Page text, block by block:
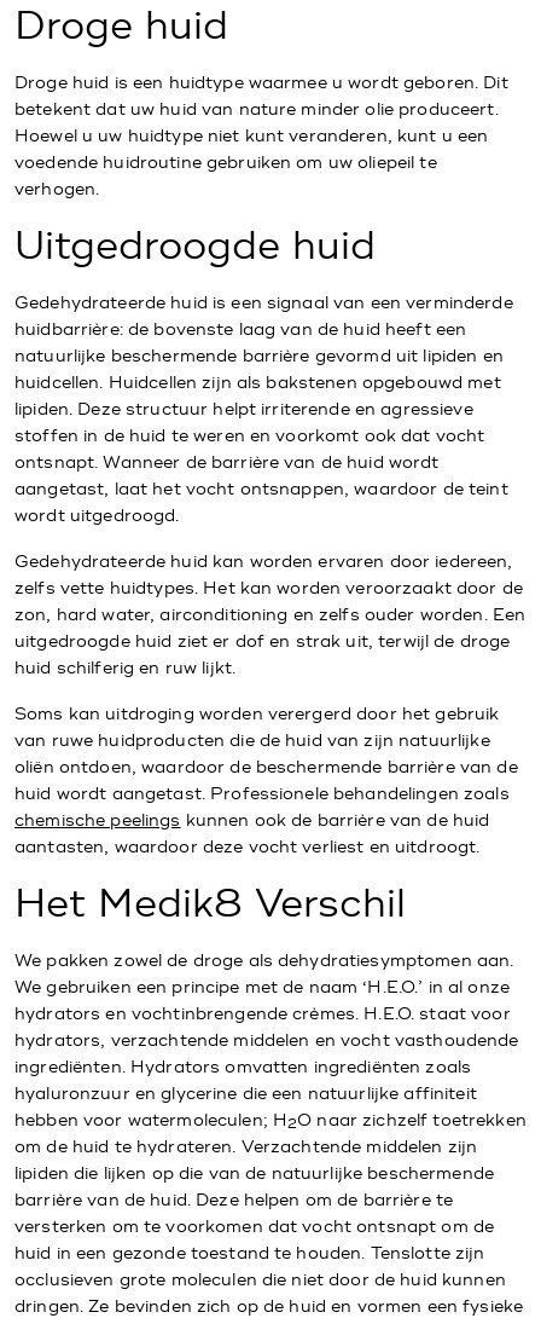
Droge huid
Droge huid is een huidtype waarmee u wordt geboren. Dit
betekent dat uw huid van nature minder olie produceert.
Hoewel u uw huidtype niet kunt veranderen, kunt u een
voedende huidroutine gebruiken om uw oliepeil te
verhogen.
Uitgedroogde huid
Gedehydrateerde huid is een signaal van een verminderde
huidbarrière: de bovenste laag van de huid heeft een
natuurlijke beschermende barrière gevormd uit lipiden en
huidcellen. Huidcellen zijn als bakstenen opgebouwd met
lipiden. Deze structuur helpt irriterende en agressieve
stoffen in de huid te weren en voorkomt ook dat vocht
ontsnapt. Wanneer de barrière van de huid wordt
aangetast, laat het vocht ontsnappen, waardoor de teint
wordt uitgedroogd.
Gedehydrateerde huid kan worden ervaren door iedereen,
zelfs vette huidtypes. Het kan worden veroorzaakt door de
zon, hard water, airconditioning en zelfs ouder worden. Een
uitgedroogde huid ziet er dof en strak uit, terwijl de droge
huid schilferig en ruw lijkt.
Soms kan uitdroging worden verergerd door het gebruik
van ruwe huidproducten die de huid van zijn natuurlijke
oliën ontdoen, waardoor de beschermende barrière van de
huid wordt aangetast. Professionele behandelingen zoals
chemische peelings kunnen ook de barrière van de huid
aantasten, waardoor deze vocht verliest en uitdroogt.
Het Medik8 Verschil
We pakken zowel de droge als dehydratiesymptomen aan.
We gebruiken een principe met de naam ‘H.E.O.’ in al onze
hydrators en vochtinbrengende crèmes. H.E.O. staat voor
hydrators, verzachtende middelen en vocht vasthoudende
ingrediënten. Hydrators omvatten ingrediënten zoals
hyaluronzuur en glycerine die een natuurlijke affiniteit
hebben voor watermoleculen; H2O naar zichzelf toetrekken
om de huid te hydrateren. Verzachtende middelen zijn
lipiden die lijken op die van de natuurlijke beschermende
barrière van de huid. Deze helpen om de barrière te
versterken om te voorkomen dat vocht ontsnapt om de
huid in een gezonde toestand te houden. Tenslotte zijn
occlusieven grote moleculen die niet door de huid kunnen
dringen. Ze bevinden zich op de huid en vormen een fysieke